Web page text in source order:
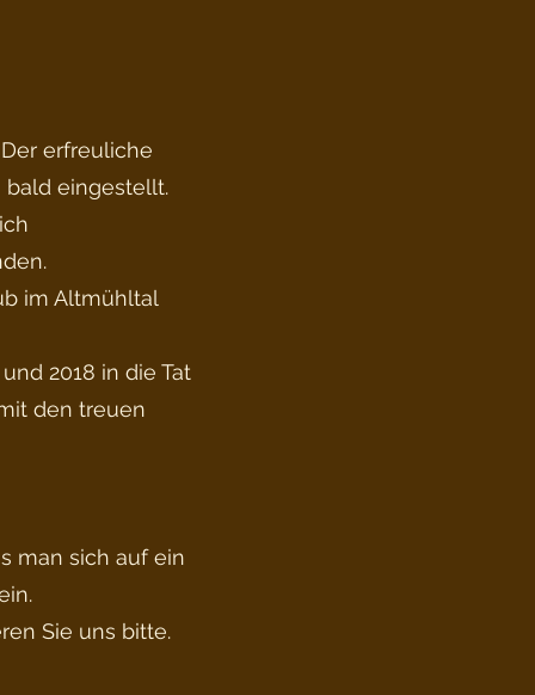
erfreuliche
eingestellt.
im Altmühltal
2018 in die Tat
den treuen
man sich auf ein
Sie uns bitte.